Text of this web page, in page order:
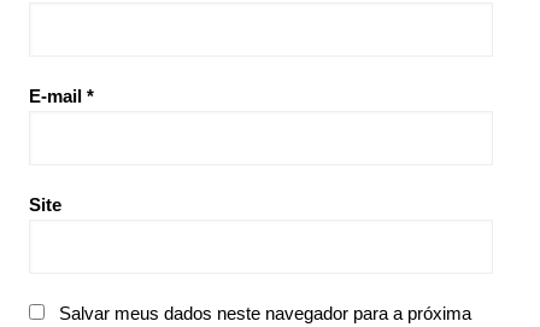
E-mail *
Site
Salvar meus dados neste navegador para a próxima